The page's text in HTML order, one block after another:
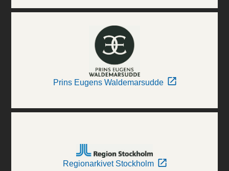
Prins Eugens Waldemarsudde
Regionarkivet Stockholm